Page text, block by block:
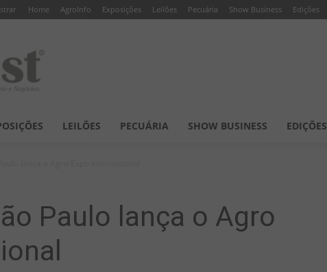
Home AgroInfo Exposições Leilões Pecuária Show Business Edições
LEILÕES PECUÁRIA SHOW BUSINESS EDIÇÕES
Paulo lança o Agro